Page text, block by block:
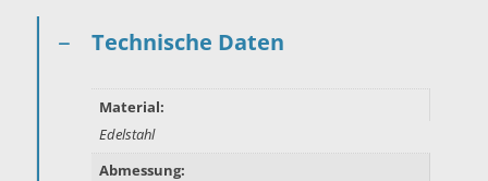
Technische Daten
Material:
Edelstahl
Abmessung: